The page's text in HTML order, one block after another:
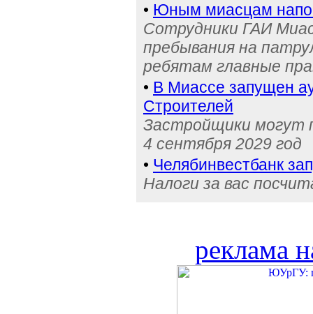
• Юным миасцам
Сотрудники ГАИ
пребывания на
ребятам главные
• В Миассе запущен
Строителей
Застройщики могут
4 сентября 2029 год
• Челябинвестбанк
Налоги за вас
реклама